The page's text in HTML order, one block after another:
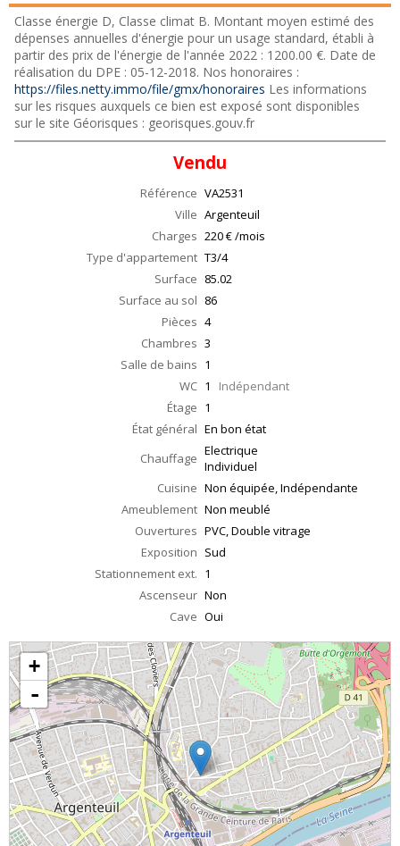
Classe énergie D, Classe climat B. Montant moyen estimé des
dépenses annuelles d'énergie pour un usage standard, établi à
partir des prix de l'énergie de l'année 2022 : 1200.00 €. Date de
réalisation du DPE : 05-12-2018. Nos honoraires :
https://files.netty.immo/file/gmx/honoraires Les informations
sur les risques auxquels ce bien est exposé sont disponibles
sur le site Géorisques : georisques.gouv.fr
Vendu
Référence VA2531
Ville Argenteuil
Charges 220 € /mois
Type d'appartement T3/4
Surface 85.02
Surface au sol 86
Pièces 4
Chambres 3
Salle de bains 1
WC 1 Indépendant
Étage 1
État général En bon état
Chauffage Electrique
Individuel
Cuisine Non équipée, Indépendante
Ameublement Non meublé
Ouvertures PVC, Double vitrage
Exposition Sud
Stationnement ext. 1
Ascenseur Non
Cave Oui
+
-